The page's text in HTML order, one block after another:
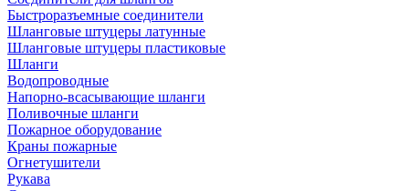
Быстроразъемные соединители
Шланговые штуцеры латунные
Шланговые штуцеры пластиковые
Шланги
Водопроводные
Напорно-всасывающие шланги
Поливочные шланги
Пожарное оборудование
Краны пожарные
Огнетушители
Рукава